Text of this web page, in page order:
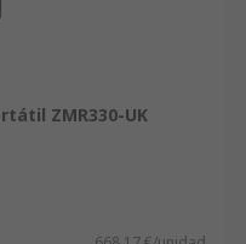
ZMR330-UK